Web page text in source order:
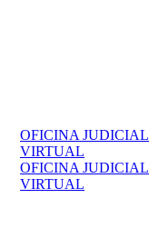
OFICINA JUDICIAL
VIRTUAL
OFICINA JUDICIAL
VIRTUAL